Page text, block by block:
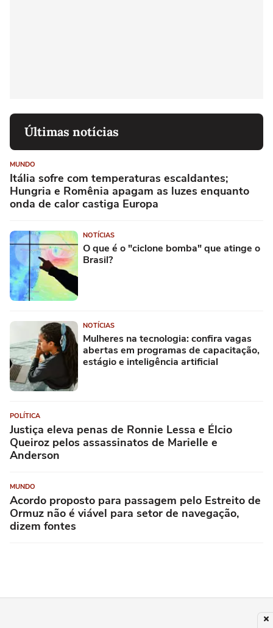
Últimas notícias
MUNDO
Itália sofre com temperaturas escaldantes;
Hungria e Romênia apagam as luzes enquanto
onda de calor castiga Europa
NOTÍCIAS
O que é o "ciclone bomba" que atinge o
Brasil?
NOTÍCIAS
Mulheres na tecnologia: confira vagas
abertas em programas de capacitação,
estágio e inteligência artificial
POLÍTICA
Justiça eleva penas de Ronnie Lessa e Élcio
Queiroz pelos assassinatos de Marielle e
Anderson
MUNDO
Acordo proposto para passagem pelo Estreito de
Ormuz não é viável para setor de navegação,
dizem fontes